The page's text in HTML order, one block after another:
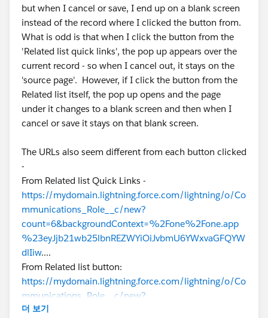
but when I cancel or save, I end up on a blank screen
instead of the record where I clicked the button from.
What is odd is that when I click the button from the
'Related list quick links', the pop up appears over the
current record - so when I cancel out, it stays on the
'source page'. However, if I click the button from the
Related list itself, the pop up opens and the page
under it changes to a blank screen and then when I
cancel or save it stays on that blank screen.
The URLs also seem different from each button clicked
-
From Related list Quick Links -
https://mydomain.lightning.force.com/lightning/o/Co
mmunications_Role__c/new?
count=6&backgroundContext=%2Fone%2Fone.app
%23eyJjb21wb25lbnREZWYiOiJvbmU6YWxvaGFQYW
dlIiw....
From Related list button:
https://mydomain.lightning.force.com/lightning/o/Co
mmunications_Role__c/new?
count=7&backgroundContext=%2Flightning%2Fr%2
더 보기